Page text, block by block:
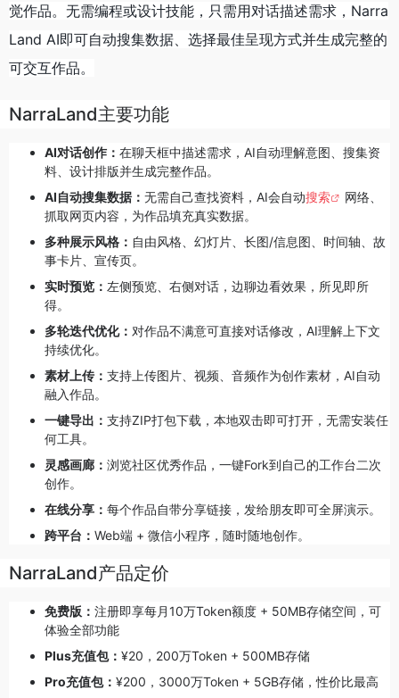
觉作品。无需编程或设计技能，只需用对话描述需求，Narra
Land AI即可自动搜集数据、选择最佳呈现方式并生成完整的
可交互作品。
NarraLand主要功能
AI对话创作： 在聊天框中描述需求，AI自动理解意图、搜集资
料、设计排版并生成完整作品。
AI自动搜集数据： 无需自己查找资料，AI会自动搜索
网络、
抓取网页内容，为作品填充真实数据。
多种展示风格： 自由风格、幻灯片、长图/信息图、时间轴、故
事卡片、宣传页。
实时预览： 左侧预览、右侧对话，边聊边看效果，所见即所
得。
多轮迭代优化： 对作品不满意可直接对话修改，AI理解上下文
持续优化。
素材上传： 支持上传图片、视频、音频作为创作素材，AI自动
融入作品。
一键导出： 支持ZIP打包下载，本地双击即可打开，无需安装任
何工具。
灵感画廊： 浏览社区优秀作品，一键Fork到自己的工作台二次
创作。
在线分享： 每个作品自带分享链接，发给朋友即可全屏演示。
跨平台： Web端 + 微信小程序，随时随地创作。
NarraLand产品定价
免费版： 注册即享每月10万Token额度 + 50MB存储空间，可
体验全部功能
Plus充值包： ¥20，200万Token + 500MB存储
Pro充值包： ¥200，3000万Token + 5GB存储，性价比最高